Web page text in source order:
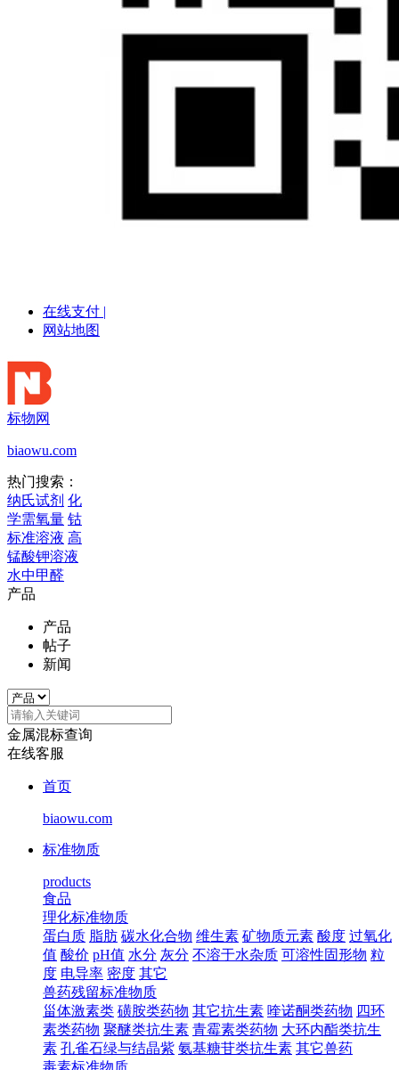
在线支付 |
网站地图
标物网
biaowu.com
热门搜索：
纳氏试剂 化
学需氧量 钴
标准溶液 高
锰酸钾溶液
水中甲醛
产品
产品
帖子
新闻
金属混标查询
在线客服
首页
biaowu.com
标准物质
products
食品
理化标准物质
蛋白质 脂肪 碳水化合物 维生素 矿物质元素 酸度 过氧化
值 酸价 pH值 水分 灰分 不溶于水杂质 可溶性固形物 粒
度 电导率 密度 其它
兽药残留标准物质
甾体激素类 磺胺类药物 其它抗生素 喹诺酮类药物 四环
素类药物 聚醚类抗生素 青霉素类药物 大环内酯类抗生
素 孔雀石绿与结晶紫 氨基糖苷类抗生素 其它兽药
毒素标准物质